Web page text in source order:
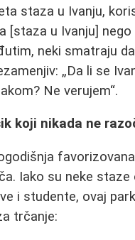
staza u Ivanju,
[staza u Ivanju] nego
neki smatraju
Da li se
Ne verujem .
koji nikada ne
Iako su neke staze
i studente, ovaj
trčanje: